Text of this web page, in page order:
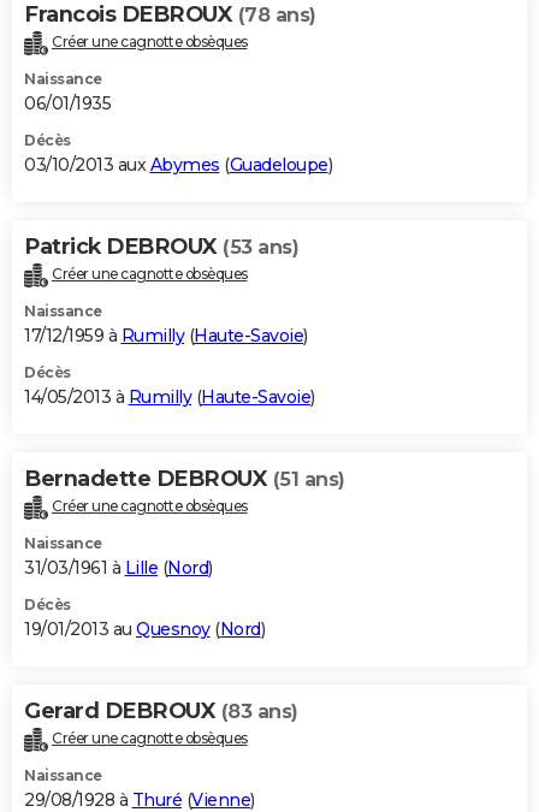
Francois DEBROUX (78 ans)
Créer une cagnotte obsèques
Naissance
06/01/1935
Décès
03/10/2013 auxAbymes (Guadeloupe)
Patrick DEBROUX (53 ans)
Créer une cagnotte obsèques
Naissance
17/12/1959 à Rumilly(Haute-Savoie)
Décès
14/05/2013 à Rumilly(Haute-Savoie)
Bernadette DEBROUX (51 ans)
Créer une cagnotte obsèques
Naissance
31/03/1961 à Lille (Nord)
Décès
19/01/2013 au Quesnoy(Nord)
Gerard DEBROUX (83 ans)
Créer une cagnotte obsèques
Naissance
29/08/1928 à Thuré (Vienne)